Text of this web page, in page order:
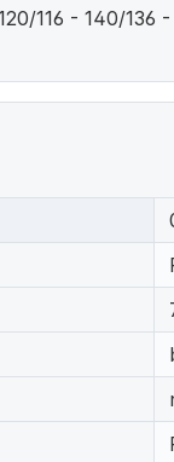
116 - 140/136